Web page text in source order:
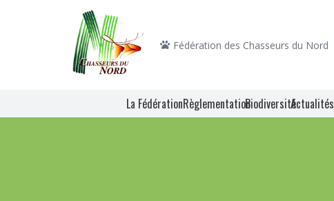
Fédération des Chasseurs du Nord
La FédérationRèglementationBiodiversitéActualités